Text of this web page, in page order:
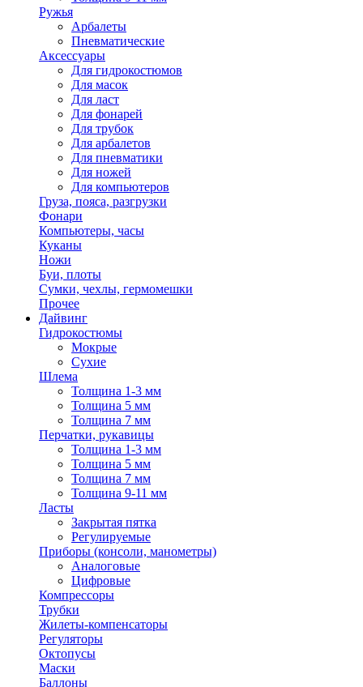
Ружья
Арбалеты
Пневматические
Аксессуары
Для гидрокостюмов
Для масок
Для ласт
Для фонарей
Для трубок
Для арбалетов
Для пневматики
Для ножей
Для компьютеров
Груза, пояса, разгрузки
Фонари
Компьютеры, часы
Куканы
Ножи
Буи, плоты
Сумки, чехлы, гермомешки
Прочее
Дайвинг
Гидрокостюмы
Мокрые
Сухие
Шлема
Толщина 1-3 мм
Толщина 5 мм
Толщина 7 мм
Перчатки, рукавицы
Толщина 1-3 мм
Толщина 5 мм
Толщина 7 мм
Толщина 9-11 мм
Ласты
Закрытая пятка
Регулируемые
Приборы (консоли, манометры)
Аналоговые
Цифровые
Компрессоры
Трубки
Жилеты-компенсаторы
Регуляторы
Октопусы
Маски
Баллоны